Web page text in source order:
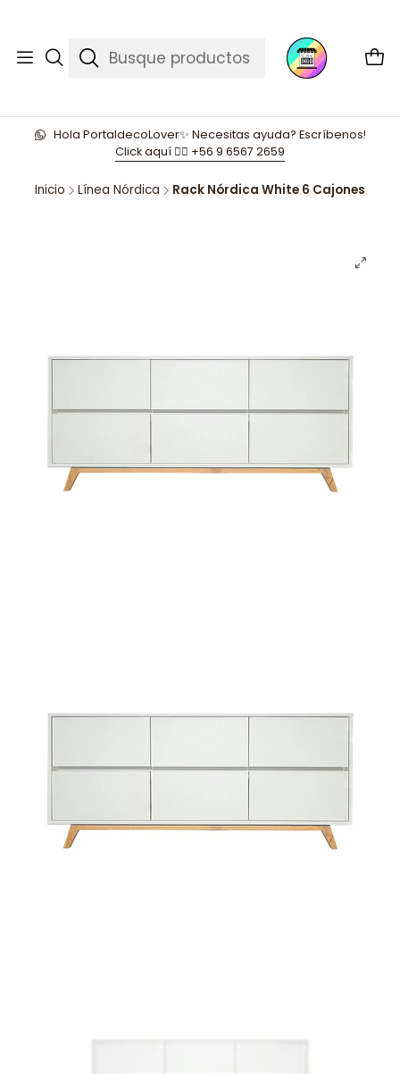
Hola PortaldecoLover✨ Necesitas ayuda? Escríbenos!
Click aquí 👉🏼 +56 9 6567 2659
Inicio Línea Nórdica Rack Nórdica White 6 Cajones